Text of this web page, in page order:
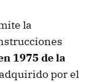
la
1975 de la
por el